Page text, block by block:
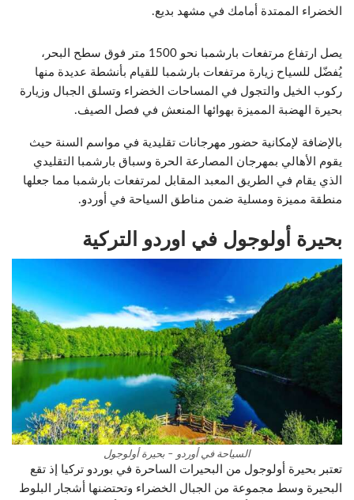
الخضراء الممتدة أمامك في مشهد بديع.
يصل ارتفاع مرتفعات بارشمبا نحو 1500 متر فوق سطح البحر،
يُفضّل للسياح زيارة مرتفعات بارشمبا للقيام بأنشطة عديدة منها
ركوب الخيل والتجول في المساحات الخضراء وتسلق الجبال وزيارة
بحيرة الهضبة المميزة بهوائها المنعش في فصل الصيف.
بالإضافة لإمكانية حضور مهرجانات تقليدية في مواسم السنة حيث
يقوم الأهالي بمهرجان المصارعة الحرة وسباق بارشمبا التقليدي
الذي يقام في الطريق المعبد المقابل لمرتفعات بارشمبا مما جعلها
منطقة مميزة ومسلية ضمن مناطق السياحة في أوردو.
بحيرة أولوجول في اوردو التركية
السياحة في أوردو – بحيرة أولوجول
تعتبر بحيرة أولوجول من البحيرات الساحرة في بوردو تركيا إذ تقع
البحيرة وسط مجموعة من الجبال الخضراء وتحتضنها أشجار البلوط